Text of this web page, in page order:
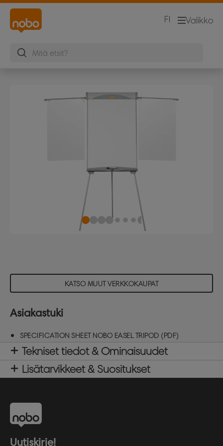
Valikko
FI
KATSO MUUT VERKKOKAUPAT
Asiakastuki
SPECIFICATION SHEET NOBO EASEL TRIPOD (PDF)
Tekniset tiedot & Ominaisuudet
Lisätarvikkeet & Suositukset
Uutiskirje!